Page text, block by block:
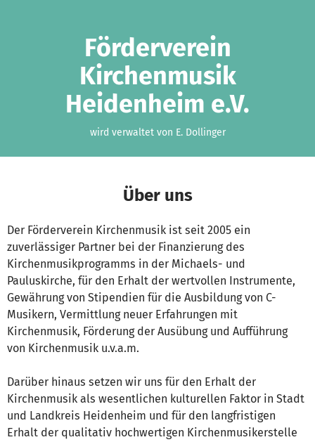
Förderverein
Kirchenmusik
Heidenheim e.V.
wird verwaltet von E. Dollinger
Über uns
Der Förderverein Kirchenmusik ist seit 2005 ein
zuverlässiger Partner bei der Finanzierung des
Kirchenmusikprogramms in der Michaels- und
Pauluskirche, für den Erhalt der wertvollen Instrumente,
Gewährung von Stipendien für die Ausbildung von C-
Musikern, Vermittlung neuer Erfahrungen mit
Kirchenmusik, Förderung der Ausübung und Aufführung
von Kirchenmusik u.v.a.m.
Darüber hinaus setzen wir uns für den Erhalt der
Kirchenmusik als wesentlichen kulturellen Faktor in Stadt
und Landkreis Heidenheim und für den langfristigen
Erhalt der qualitativ hochwertigen Kirchenmusikerstelle